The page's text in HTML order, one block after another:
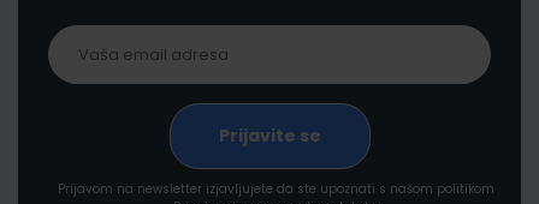
Prijavom na newsletter izjavljujete da ste upoznati s našom politikom